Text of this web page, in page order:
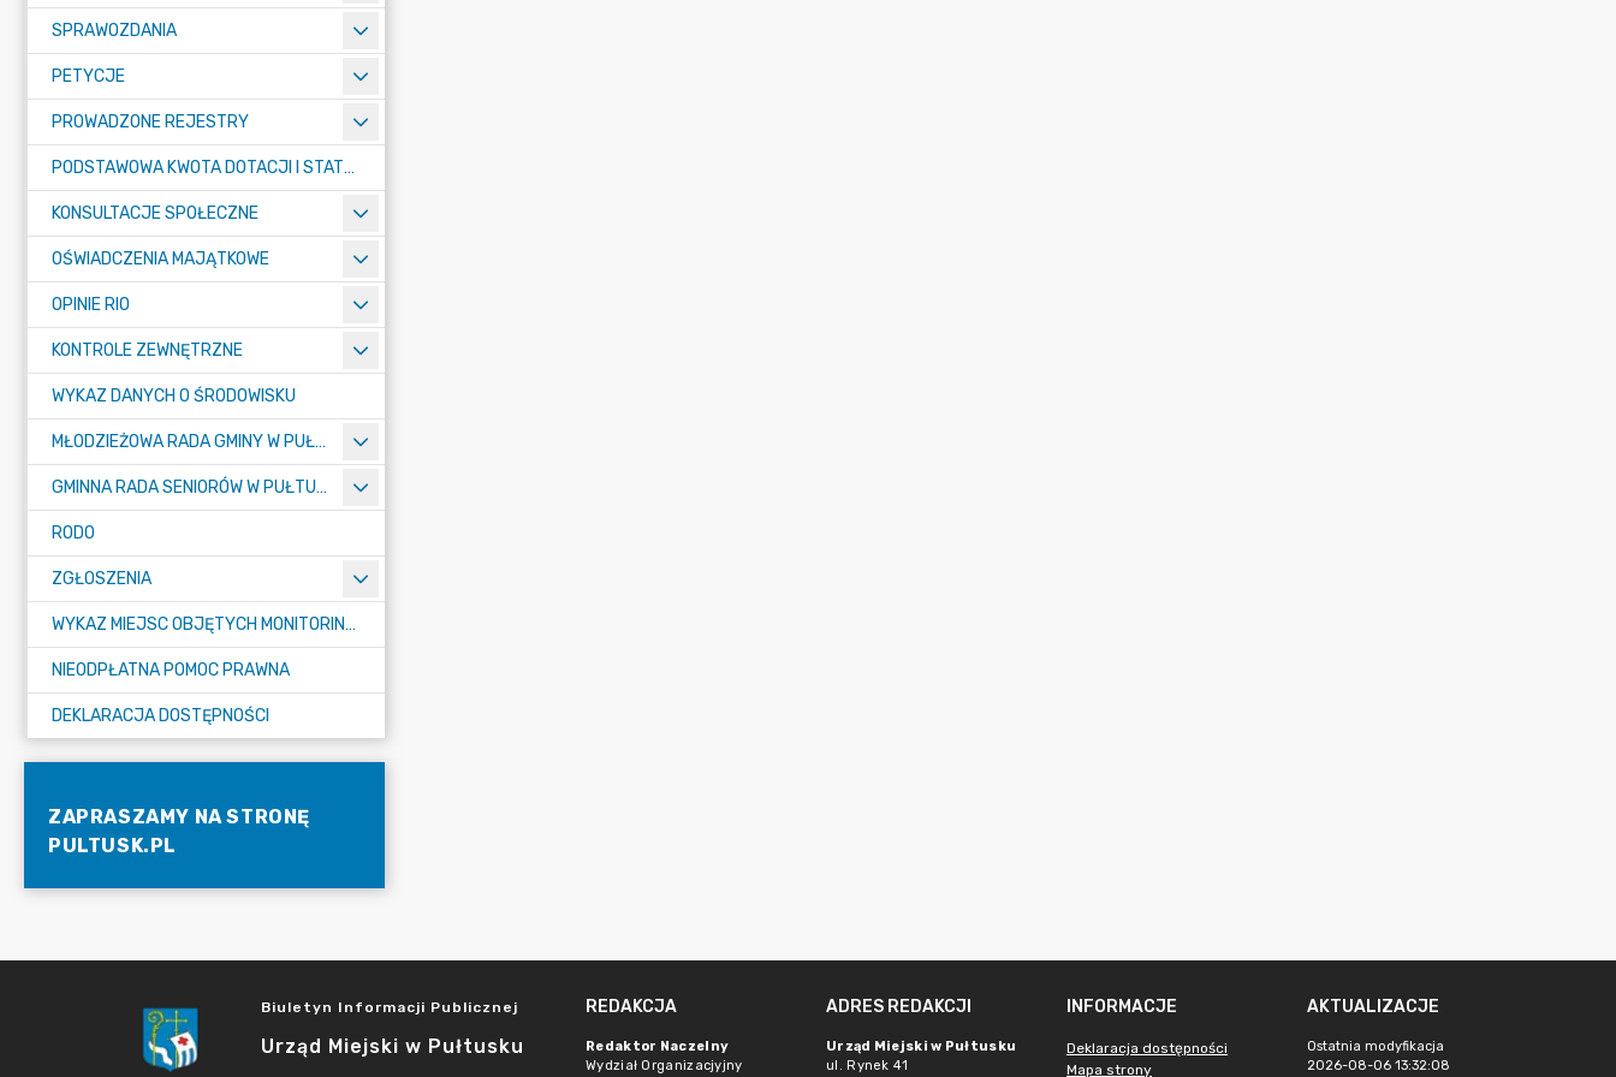
SPRAWOZDANIA
PETYCJE
PROWADZONE REJESTRY
PODSTAWOWA KWOTA DOTACJI I STATYSTYCZNA LICZBA UCZNIÓW
KONSULTACJE SPOŁECZNE
OŚWIADCZENIA MAJĄTKOWE
OPINIE RIO
KONTROLE ZEWNĘTRZNE
WYKAZ DANYCH O ŚRODOWISKU
MŁODZIEŻOWA RADA GMINY W PUŁTUSKU
GMINNA RADA SENIORÓW W PUŁTUSKU
RODO
ZGŁOSZENIA
WYKAZ MIEJSC OBJĘTYCH MONITORINGIEM
NIEODPŁATNA POMOC PRAWNA
DEKLARACJA DOSTĘPNOŚCI
ZAPRASZAMY NA STRONĘ
PULTUSK.PL
Biuletyn Informacji Publicznej
Urząd Miejski w Pułtusku
REDAKCJA
Redaktor Naczelny
Wydział Organizacjyjny
ADRES REDAKCJI
Urząd Miejski w Pułtusku
ul. Rynek 41
INFORMACJE
Deklaracja dostępności
Mapa strony
AKTUALIZACJE
Ostatnia modyfikacja
2026-08-06 13:32:08